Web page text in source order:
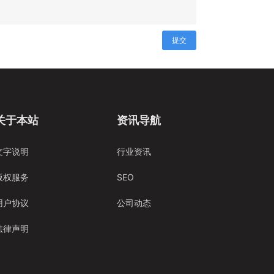
提交
于本站
字说明
权服务
户协议
律声明
资讯导航
行业资讯
SEO
公司动态